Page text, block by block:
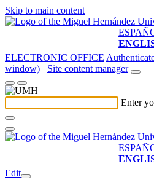
Skip to main content
ELECTRONIC OFFICE
window)
Site content manager
Enter
Edit